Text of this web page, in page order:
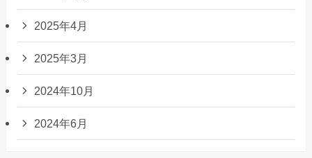
2025年4月
2025年3月
2024年10月
2024年6月